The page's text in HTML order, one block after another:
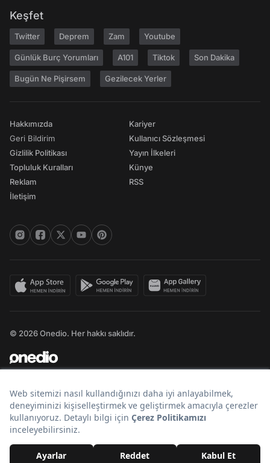
Keşfet
Twitter Deprem Zam Youtube
Günlük Burç Yorumları A101 Tiktok Son Dakika
Bugün Ne Pişirsem Gezilecek Yerler
Hakkımızda
Geri Bildirim
Gizlilik Politikası
Topluluk Kuralları
Reklam
İletişim
Kariyer
Kullanıcı Sözleşmesi
Yayın İlkeleri
Künye
RSS
© 2026 Onedio. Her hakkı saklıdır.
Bir markasıdır.